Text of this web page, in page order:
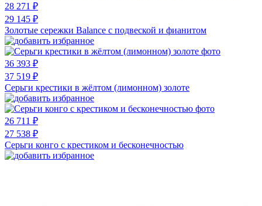
28 271 ₽
29 145 ₽
Золотые сережки Balance с подвеской и фианитом
36 393 ₽
37 519 ₽
Серьги крестики в жёлтом (лимонном) золоте
26 711 ₽
27 538 ₽
Серьги конго с крестиком и бесконечностью